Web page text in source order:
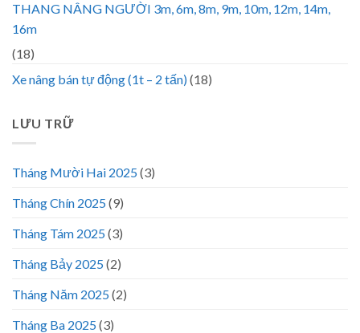
THANG NÂNG NGƯỜI 3m, 6m, 8m, 9m, 10m, 12m, 14m,
16m
(18)
Xe nâng bán tự động (1t – 2 tấn)(18)
LƯU TRỮ
Tháng Mười Hai 2025(3)
Tháng Chín 2025(9)
Tháng Tám 2025(3)
Tháng Bảy 2025(2)
Tháng Năm 2025(2)
Tháng Ba 2025(3)